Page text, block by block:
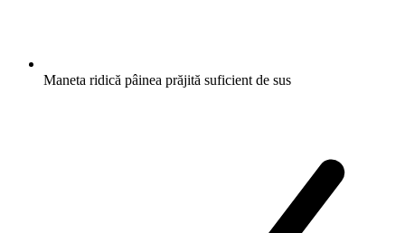
Maneta ridică pâinea prăjită suficient de sus